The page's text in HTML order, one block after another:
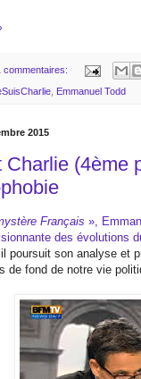
commentaires:
Emmanuel Todd
2015
Charlie (4ème
Français »,
des évolutions
poursuit son analyse et
de fond de notre vie